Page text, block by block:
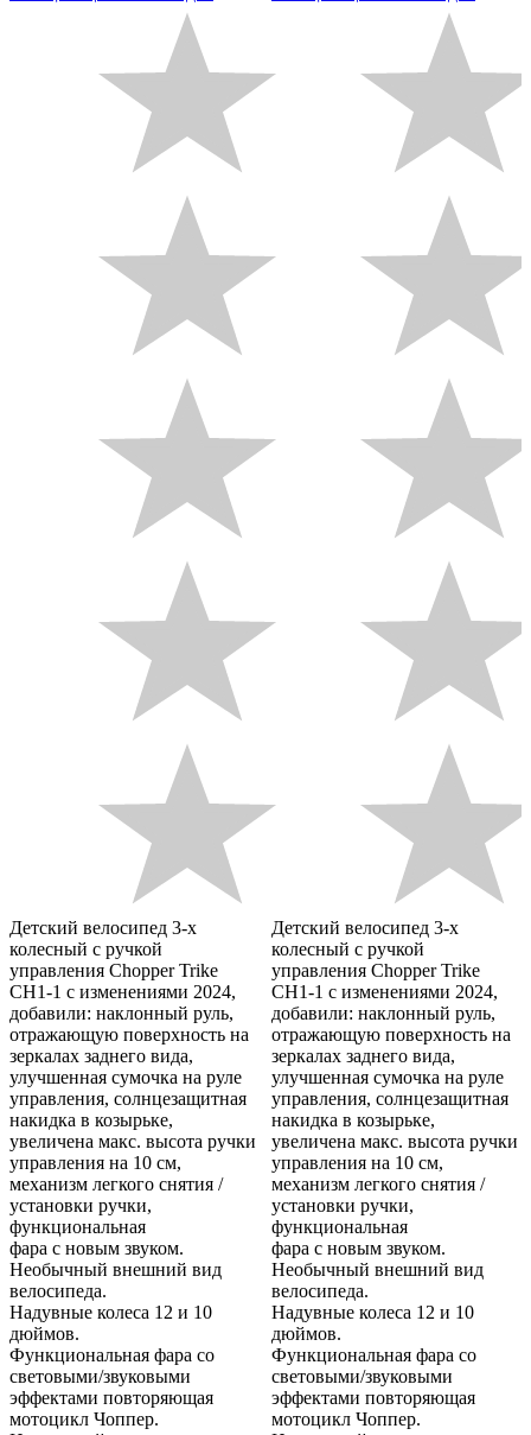
Детский велосипед 3-х
колесный с ручкой
управления Chopper Trike
CH1-1 c изменениями 2024,
добавили: наклонный руль,
отражающую поверхность на
зеркалах заднего вида,
улучшенная сумочка на руле
управления, солнцезащитная
накидка в козырьке,
увеличена макс. высота ручки
управления на 10 см,
механизм легкого снятия /
установки ручки,
функциональная
фара с новым звуком.
Необычный внешний вид
велосипеда.
Надувные колеса 12 и 10
дюймов.
Функциональная фара со
световыми/звуковыми
эффектами повторяющая
мотоцикл Чоппер.
Детский велосипед 3-х
колесный с ручкой
управления Chopper Trike
CH1-1 c изменениями 2024,
добавили: наклонный руль,
отражающую поверхность на
зеркалах заднего вида,
улучшенная сумочка на руле
управления, солнцезащитная
накидка в козырьке,
увеличена макс. высота ручки
управления на 10 см,
механизм легкого снятия /
установки ручки,
функциональная
фара с новым звуком.
Необычный внешний вид
велосипеда.
Надувные колеса 12 и 10
дюймов.
Функциональная фара со
световыми/звуковыми
эффектами повторяющая
мотоцикл Чоппер.